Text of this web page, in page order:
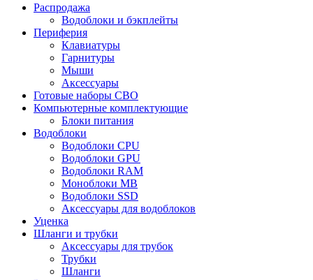
Распродажа
Водоблоки и бэкплейты
Периферия
Клавиатуры
Гарнитуры
Мыши
Аксессуары
Готовые наборы СВО
Компьютерные комплектующие
Блоки питания
Водоблоки
Водоблоки CPU
Водоблоки GPU
Водоблоки RAM
Моноблоки MB
Водоблоки SSD
Аксессуары для водоблоков
Уценка
Шланги и трубки
Аксессуары для трубок
Трубки
Шланги